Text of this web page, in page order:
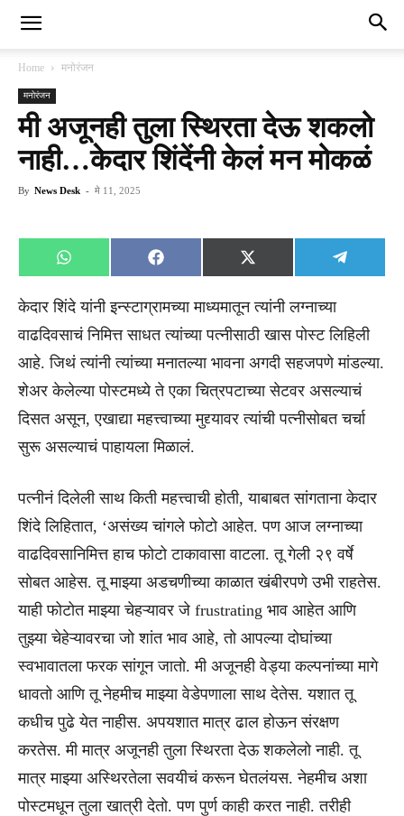
Home मनोरंजन
मनोरंजन
मी अजूनही तुला स्थिरता देऊ शकलो
नाही…केदार शिंदेंनी केलं मन मोकळं
By News Desk - मे 11, 2025
Share
on
WhatsApp
Share
on
Facebook
Share
on
X
(Twitter)
Share
on
केदार शिंदे यांनी इन्स्टाग्रामच्या माध्यमातून त्यांनी लग्नाच्या
वाढदिवसाचं निमित्त साधत त्यांच्या पत्नीसाठी खास पोस्ट लिहिली
आहे. जिथं त्यांनी त्यांच्या मनातल्या भावना अगदी सहजपणे मांडल्या.
शेअर केलेल्या पोस्टमध्ये ते एका चित्रपटाच्या सेटवर असल्याचं
दिसत असून, एखाद्या महत्त्वाच्या मुद्द्यावर त्यांची पत्नीसोबत चर्चा
सुरू असल्याचं पाहायला मिळालं.
पत्नीनं दिलेली साथ किती महत्त्वाची होती, याबाबत सांगताना केदार
शिंदे लिहितात, ‘असंख्य चांगले फोटो आहेत. पण आज लग्नाच्या
वाढदिवसानिमित्त हाच फोटो टाकावासा वाटला. तू गेली २९ वर्षे
सोबत आहेस. तू माझ्या अडचणीच्या काळात खंबीरपणे उभी राहतेस.
याही फोटोत माझ्या चेहऱ्यावर जे frustrating भाव आहेत आणि
तुझ्या चेहेऱ्यावरचा जो शांत भाव आहे, तो आपल्या दोघांच्या
स्वभावातला फरक सांगून जातो. मी अजूनही वेड्या कल्पनांच्या मागे
धावतो आणि तू नेहमीच माझ्या वेडेपणाला साथ देतेस. यशात तू
कधीच पुढे येत नाहीस. अपयशात मात्र ढाल होऊन संरक्षण
करतेस. मी मात्र अजूनही तुला स्थिरता देऊ शकलेलो नाही. तू
मात्र माझ्या अस्थिरतेला सवयीचं करून घेतलंयस. नेहमीच अशा
पोस्टमधून तुला खात्री देतो. पण पुर्ण काही करत नाही. तरीही